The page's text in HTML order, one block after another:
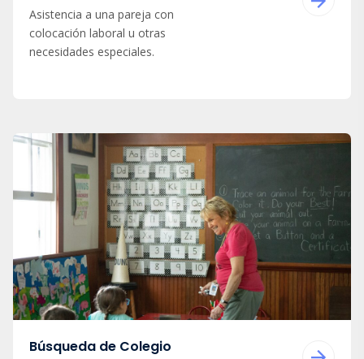
Asistencia a una pareja con
colocación laboral u otras
necesidades especiales.
Búsqueda de Colegio